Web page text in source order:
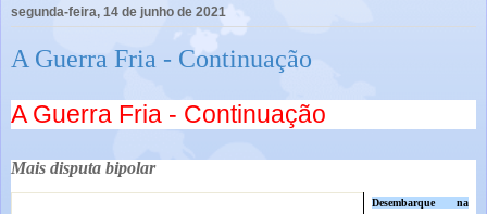
segunda-feira, 14 de junho de 2021
A Guerra Fria - Continuação
A Guerra Fria - Continuação
Mais disputa bipolar
Desembarque na